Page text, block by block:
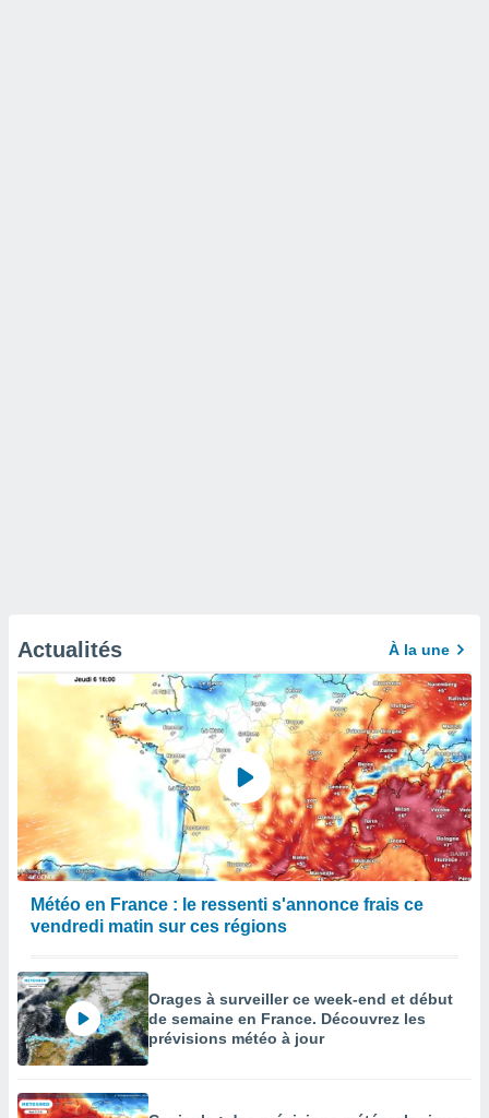
Actualités À la une
Météo en France : le ressenti s'annonce frais ce
vendredi matin sur ces régions
Orages à surveiller ce week-end et début
de semaine en France. Découvrez les
prévisions météo à jour